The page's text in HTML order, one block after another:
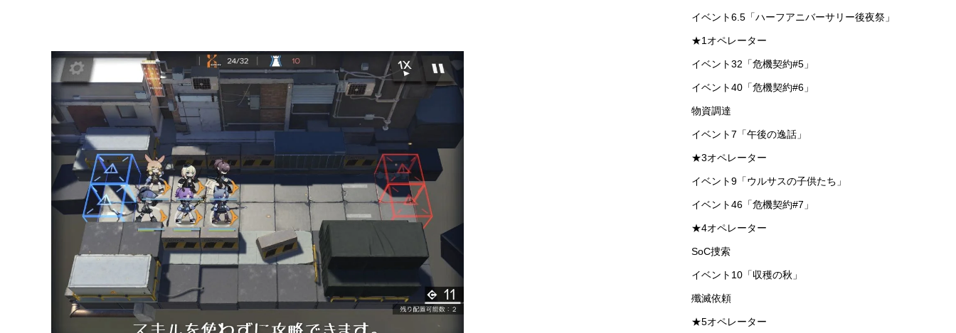
イベント6.5「ハーフアニバーサリー後夜祭」
★1オペレーター
イベント32「危機契約#5」
イベント40「危機契約#6」
物資調達
イベント7「午後の逸話」
★3オペレーター
イベント9「ウルサスの子供たち」
イベント46「危機契約#7」
★4オペレーター
SoC捜索
イベント10「収穫の秋」
殲滅依頼
★5オペレーター